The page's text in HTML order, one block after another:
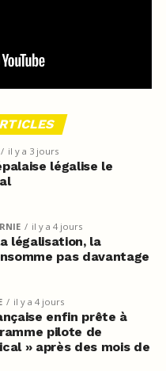
il y a 3 jours
légalise le
il y a 4 jours
légalisation, la
pas davantage
il y a 4 jours
enfin prête à
pilote de
» après des mois de